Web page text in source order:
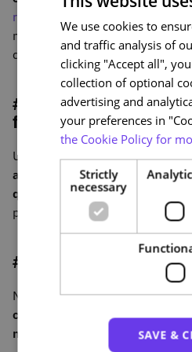
revista científica "Comunicar
mecanismos como variáveis
desistência em MOOC.
#6 Monitorize o
formandos
Use dados de utilização para
abandono e ajustar o desenho
que realmente acontece
planeado.
#7 Construa uma
Nomes de módulos e
contam uma história ajudam o
manter motivação até ao fim.
We use cookies to
and traffic analysis of
clicking "Accept all",
collection of optional
advertising and
your preferences in
the Cookie Policy for
Strictly
necessary
SAVE &